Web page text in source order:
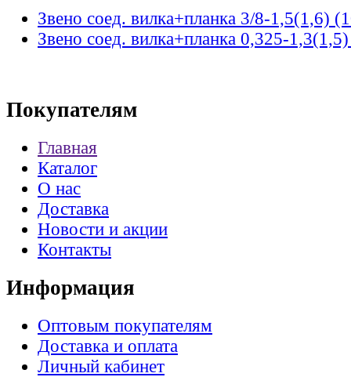
Звено соед. вилка+планка 3/8-1,5(1,6)
Звено соед. вилка+планка 0,325-
Покупателям
Главная
Каталог
О нас
Доставка
Новости и акции
Контакты
Информация
Оптовым покупателям
Доставка и оплата
Личный кабинет